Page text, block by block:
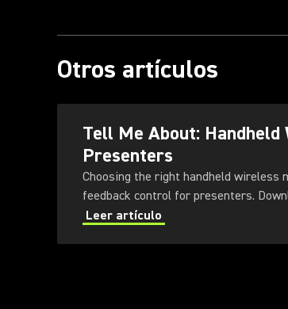
Otros artículos
Tell Me About:
Presenters
Choosing the right handheld wireless
Leer artículo